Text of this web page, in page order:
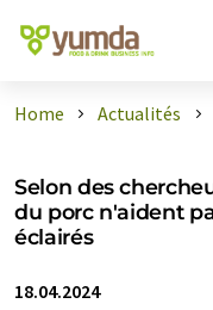
Home Actualités
Selon des
du porc n'aident
éclairés
18.04.2024